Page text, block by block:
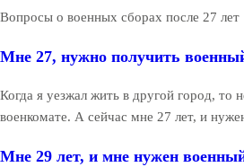
Вопросы о военных сборах после 27 лет
Мне 27, нужно получить
Когда я уезжал жить в другой город, то
военкомате. А сейчас мне 27 лет, и
Мне 29 лет, и мне нужен